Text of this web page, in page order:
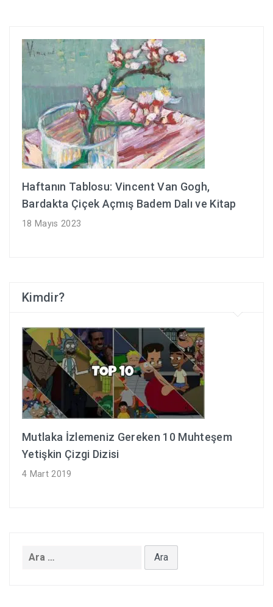
Haftanın Tablosu: Vincent Van Gogh,
Bardakta Çiçek Açmış Badem Dalı ve Kitap
18 Mayıs 2023
Kimdir?
Mutlaka İzlemeniz Gereken 10 Muhteşem
Yetişkin Çizgi Dizisi
4 Mart 2019
Arama: